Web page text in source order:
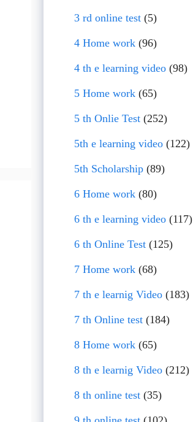
3 rd online test(5)
4 Home work(96)
4 th e learning video(98)
5 Home work(65)
5 th Onlie Test(252)
5th e learning video(122)
5th Scholarship(89)
6 Home work(80)
6 th e learning video(117)
6 th Online Test(125)
7 Home work(68)
7 th e learnig Video(183)
7 th Online test(184)
8 Home work(65)
8 th e learnig Video(212)
8 th online test(35)